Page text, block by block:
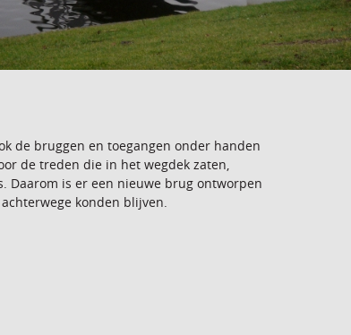
de bruggen en toegangen onder handen
door de treden die in het wegdek zaten,
Daarom is er een nieuwe brug ontworpen
konden blijven.